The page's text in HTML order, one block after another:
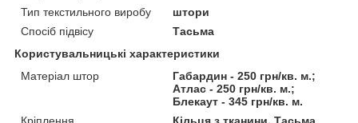
Тип текстильного виробу
штори
Спосіб підвісу
Тасьма
Користувальницькі характеристики
Матеріал штор
Габардин - 250 грн/кв. м.;
Атлас - 250 грн/кв. м.;
Блекаут - 345 грн/кв. м.
Кріплення
Кільця з тканини, Тасьма